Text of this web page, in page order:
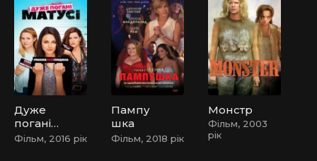
Дуже
погані
матусі
Фільм, 2016 рік
Пампу
шка
Фільм, 2018 рік
Монстр
Фільм, 2003
рік